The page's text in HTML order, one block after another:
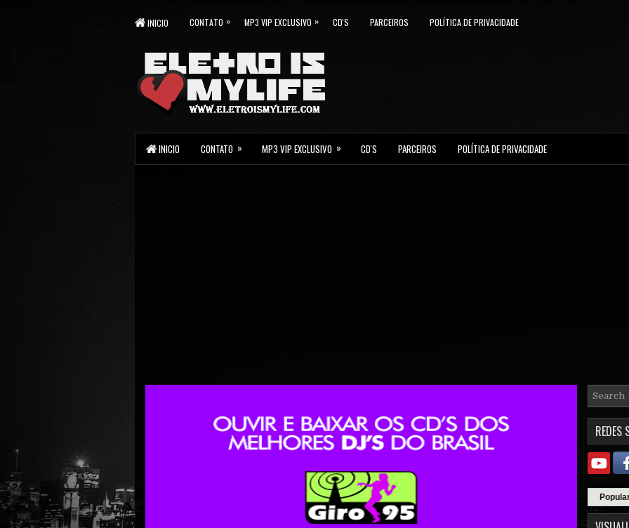
INICIO CONTATO » MP3 VIP EXCLUSIVO » CD'S PARCEIROS POLÍTICA DE PRIVACIDADE
INICIO CONTATO » MP3 VIP EXCLUSIVO » CD'S PARCEIROS POLÍTICA DE PRIVACIDADE
REDES